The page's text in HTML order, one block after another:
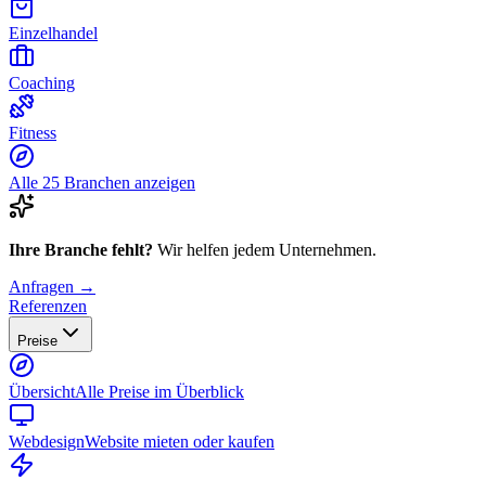
Einzelhandel
Coaching
Fitness
Alle 25 Branchen anzeigen
Ihre Branche fehlt? Wir helfen jedem Unternehmen.
Anfragen →
Referenzen
Preise
ÜbersichtAlle Preise im Überblick
WebdesignWebsite mieten oder kaufen